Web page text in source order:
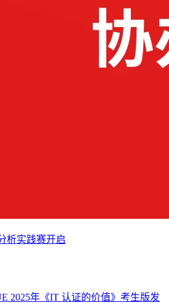
析实践赛开启
2025年《IT 认证的价值》考生版发